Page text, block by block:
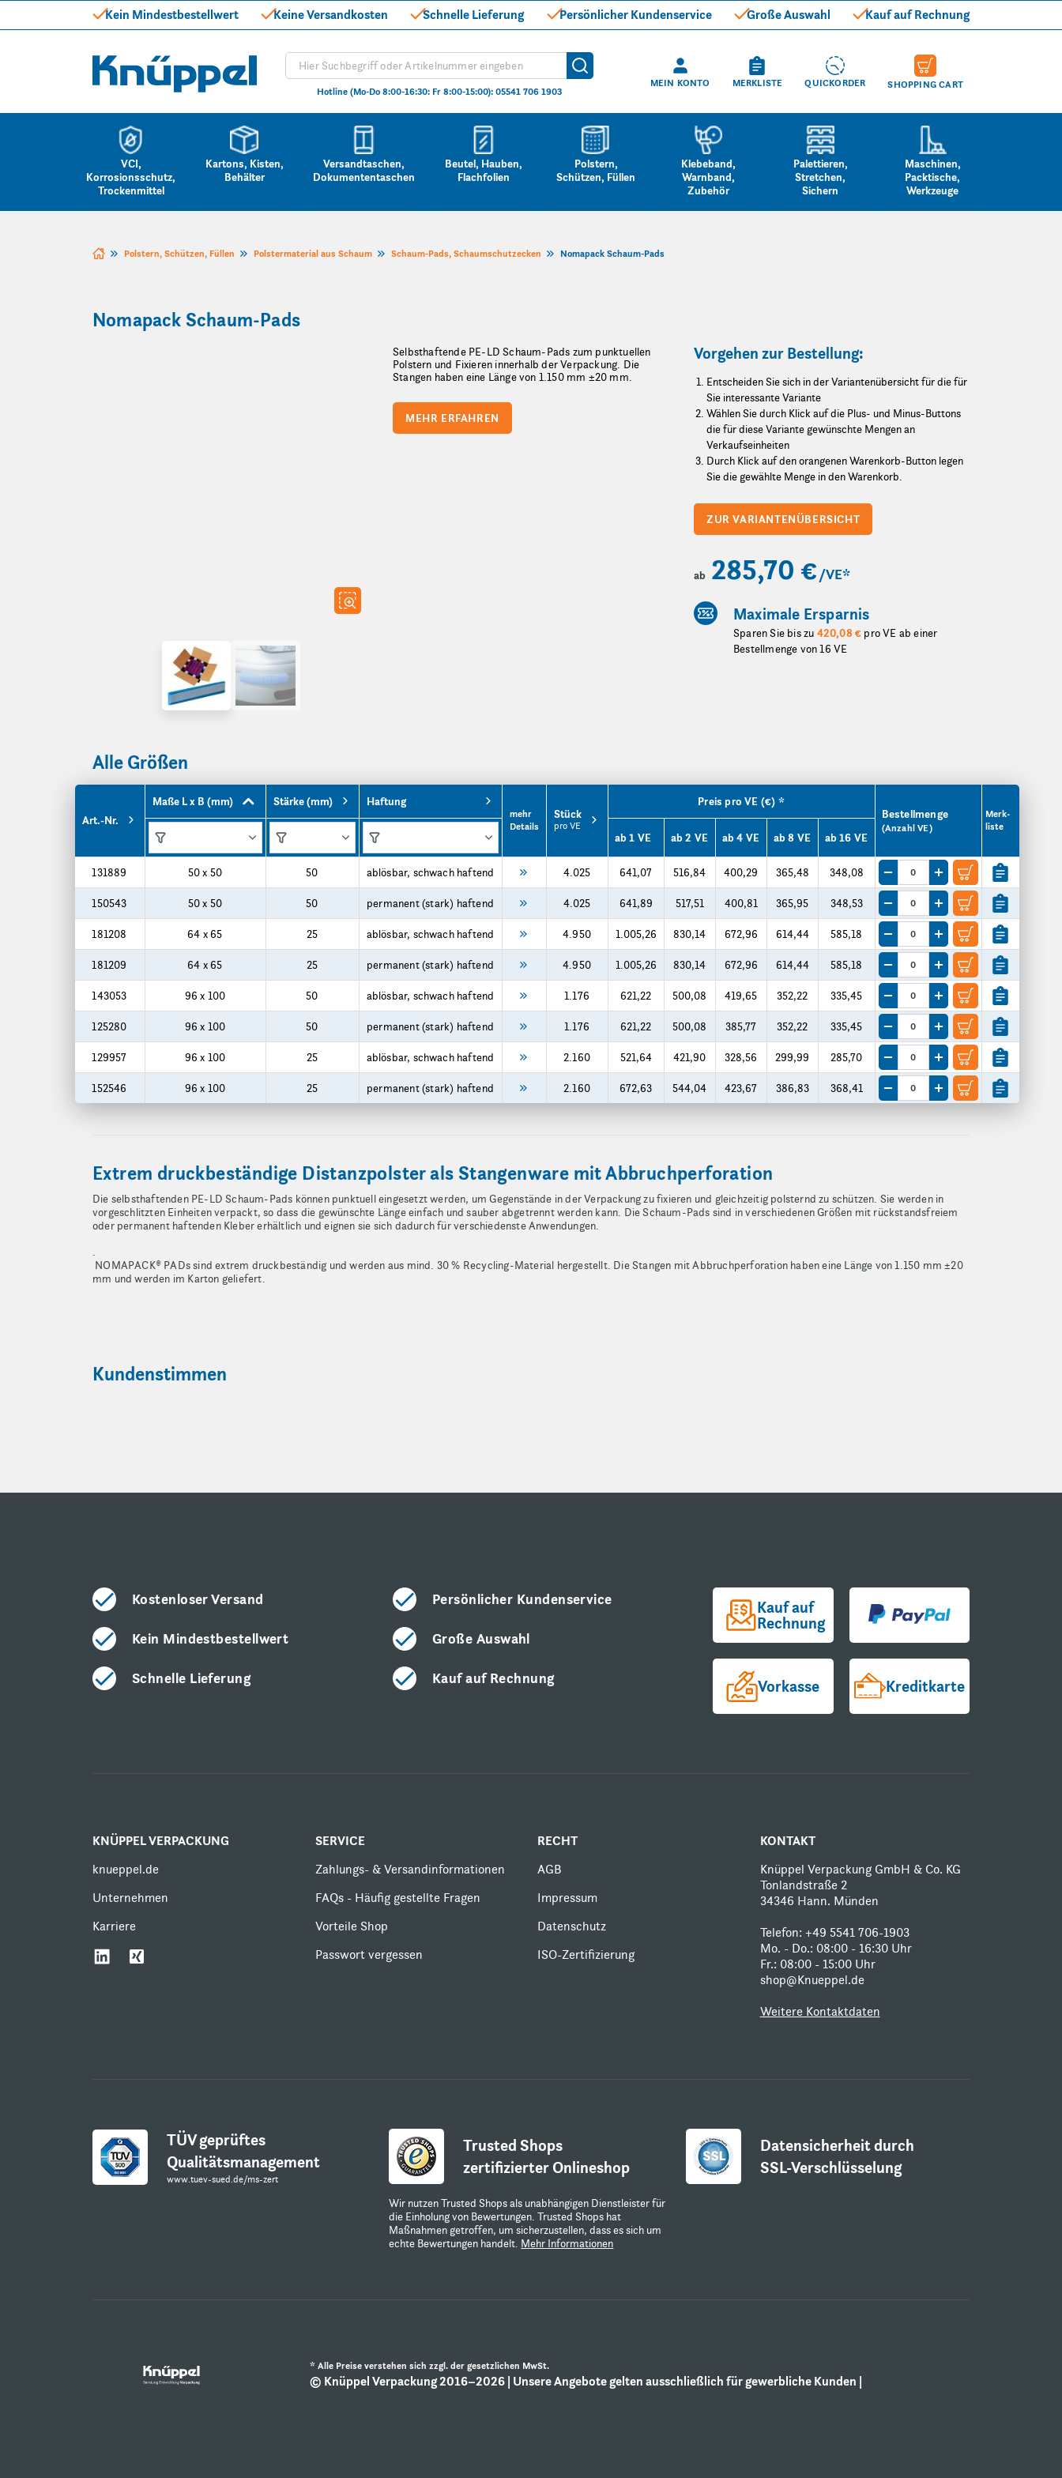
Kein Mindestbestellwert Keine Versandkosten Schnelle Lieferung Persönlicher Kundenservice Große Auswahl Kauf auf Rechnung
Knüppel
Produkt suchen
Suche
Hotline (Mo-Do 8:00-16:30: Fr 8:00-15:00): 05541 706 1903
MEIN KONTO MERKLISTE QUICKORDER SHOPPING CART
VCI,
Korrosionsschutz,
Trockenmittel
Kartons, Kisten,
Behälter
Versandtaschen,
Dokumententaschen
Beutel, Hauben,
Flachfolien
Polstern,
Schützen, Füllen
Klebeband,
Warnband,
Zubehör
Palettieren,
Stretchen,
Sichern
Maschinen,
Packtische,
Werkzeuge
Polstern, Schützen, Füllen Polstermaterial aus Schaum Schaum-Pads, Schaumschutzecken Nomapack Schaum-Pads
Nomapack Schaum-Pads
Selbsthaftende PE-LD Schaum-Pads zum punktuellen
Polstern und Fixieren innerhalb der Verpackung. Die
Stangen haben eine Länge von 1.150 mm ±20 mm.
MEHR ERFAHREN
Vorgehen zur Bestellung:
Entscheiden Sie sich in der Variantenübersicht für die für
Sie interessante Variante
Wählen Sie durch Klick auf die Plus- und Minus-Buttons
die für diese Variante gewünschte Mengen an
Verkaufseinheiten
Durch Klick auf den orangenen Warenkorb-Button legen
Sie die gewählte Menge in den Warenkorb.
ZUR VARIANTENÜBERSICHT
ab 285,70 € /VE*
Maximale Ersparnis
Sparen Sie bis zu 420,08 € pro VE ab einer
Bestellmenge von 16 VE
Alle Größen
Funktionen
Art.-Nr.
Maße L x B (mm) Stärke (mm) Haftung
mehr
Details
Stück
pro VE
Preis pro VE (€) *
Bestellmenge
(Anzahl VE)
Merk­
liste
ab 1 VE ab 2 VE ab 4 VE ab 8 VE ab 16 VE
131889 50 x 50 50 ablösbar, schwach haftend 4.025 641,07 516,84 400,29 365,48 348,08 Menge um eine VE reduzieren
Menge um eine VE erhöhen
150543
50 x 50 50 permanent (stark) haftend 4.025 641,89 517,51 400,81 365,95 348,53 Menge um eine VE reduzieren
Menge um eine VE erhöhen
181208
64 x 65 25 ablösbar, schwach haftend 4.950 1.005,26 830,14 672,96 614,44 585,18 Menge um eine VE reduzieren
Menge um eine VE erhöhen
181209
64 x 65 25 permanent (stark) haftend 4.950 1.005,26 830,14 672,96 614,44 585,18 Menge um eine VE reduzieren
Menge um eine VE erhöhen
143053
96 x 100 50 ablösbar, schwach haftend 1.176 621,22 500,08 419,65 352,22 335,45 Menge um eine VE reduzieren
Menge um eine VE erhöhen
125280
96 x 100 50 permanent (stark) haftend 1.176 621,22 500,08 385,77 352,22 335,45 Menge um eine VE reduzieren
Menge um eine VE erhöhen
129957
96 x 100 25 ablösbar, schwach haftend 2.160 521,64 421,90 328,56 299,99 285,70 Menge um eine VE reduzieren
Menge um eine VE erhöhen
152546
96 x 100 25 permanent (stark) haftend 2.160 672,63 544,04 423,67 386,83 368,41 Menge um eine VE reduzieren
Menge um eine VE erhöhen
Extrem druckbeständige Distanzpolster als Stangenware mit Abbruchperforation
Die selbsthaftenden PE-LD Schaum-Pads können punktuell eingesetzt werden, um Gegenstände in der Verpackung zu fixieren und gleichzeitig polsternd zu schützen. Sie werden in
vorgeschlitzten Einheiten verpackt, so dass die gewünschte Länge einfach und sauber abgetrennt werden kann. Die Schaum-Pads sind in verschiedenen Größen mit rückstandsfreiem
oder permanent haftenden Kleber erhältlich und eignen sie sich dadurch für verschiedenste Anwendungen.
NOMAPACK® PADs sind extrem druckbeständig und werden aus mind. 30 % Recycling-Material hergestellt. Die Stangen mit Abbruchperforation haben eine Länge von 1.150 mm ±20
mm und werden im Karton geliefert.
Kundenstimmen
Kostenloser Versand
Kein Mindestbestellwert
Schnelle Lieferung
Persönlicher Kundenservice
Große Auswahl
Kauf auf Rechnung
Kauf auf
Rechnung
Vorkasse Kreditkarte
KNÜPPEL VERPACKUNG
knueppel.de
Unternehmen
Karriere
SERVICE
Zahlungs- & Versandinformationen
FAQs - Häufig gestellte Fragen
Vorteile Shop
Passwort vergessen
RECHT
AGB
Impressum
Datenschutz
ISO-Zertifizierung
KONTAKT
Knüppel Verpackung GmbH & Co. KG
Tonlandstraße 2
34346 Hann. Münden
Telefon: +49 5541 706-1903
Mo. - Do.: 08:00 - 16:30 Uhr
Fr.: 08:00 - 15:00 Uhr
shop@Knueppel.de
Weitere Kontaktdaten
TÜV geprüftes
Qualitätsmanagement
www.tuev-sued.de/ms-zert
Trusted Shops
zertifizierter Onlineshop
Wir nutzen Trusted Shops als unabhängigen Dienstleister für
die Einholung von Bewertungen. Trusted Shops hat
Maßnahmen getroffen, um sicherzustellen, dass es sich um
echte Bewertungen handelt. Mehr Informationen
Datensicherheit durch
SSL-Verschlüsselung
* Alle Preise verstehen sich zzgl. der gesetzlichen MwSt.
© Knüppel Verpackung 2016–2026 | Unsere Angebote gelten ausschließlich für gewerbliche Kunden |